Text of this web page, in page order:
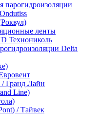
парогидроизоляции
ленты
Технониколь
Delta
/ Гранд Лайн
Line)
/ Тайвек